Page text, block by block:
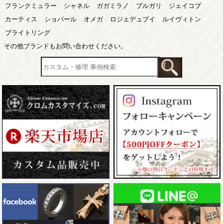
フランクミュラー
シャネル ガガミラノ ブルガリ
ジェイコブ
カーティス
ショパール オメガ ロジェデュブイ
ルイヴィトン
ブライトリング
その他ブランドもお問い合わせください。